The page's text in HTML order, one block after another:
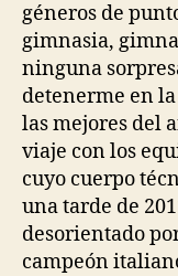
géneros de
gimnasia,
ninguna
detenerme en
las mejores del
viaje con los
cuyo cuerpo
una tarde de
desorientado
campeón